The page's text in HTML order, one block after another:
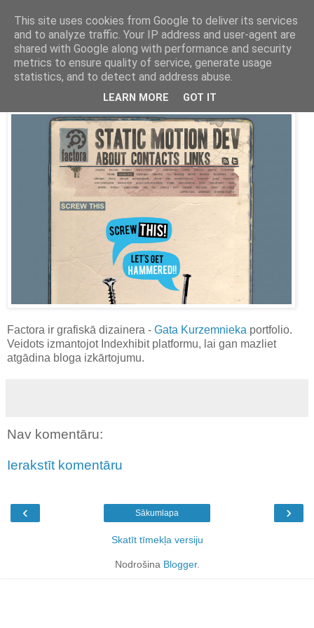
Latvijas labākās mājas lapas
2010. gada 4. decembris
Factora
Factora ir grafiskā dizainera - Gata Kurzemnieka portfolio.
Veidots izmantojot Indexhibit platformu, lai gan mazliet
atgādina bloga izkārtojumu.
Nav komentāru:
Ierakstīt komentāru
‹ ›
Sākumlapa
Skatīt tīmekļa versiju
Nodrošina Blogger.
This site uses cookies from Google to deliver its services
and to analyze traffic. Your IP address and user-agent are
shared with Google along with performance and security
metrics to ensure quality of service, generate usage
statistics, and to detect and address abuse.
LEARN MORE GOT IT